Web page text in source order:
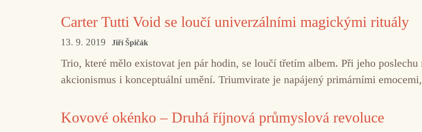
Carter Tutti Void se loučí univerzálními magickými rituály
13. 9. 2019 Jiří Špičák
Trio, které mělo existovat jen pár hodin, se loučí třetím albem. Při jeho
akcionismus i konceptuální umění. Triumvirate je napájený primárními
Kovové okénko – Druhá říjnová průmyslová revoluce